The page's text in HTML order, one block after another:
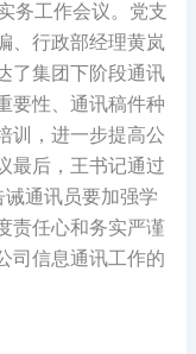
务工作会议。党支
、行政部经理黄岚
了集团下阶段通讯
要性、通讯稿件种
训，进一步提高公
最后，王书记通过
诫通讯员要加强学
责任心和务实严谨
司信息通讯工作的